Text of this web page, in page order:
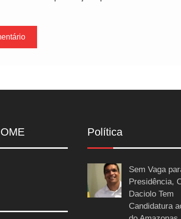
Política
Sem Vaga
Presidência,
Daciolo Tem
Candidatura